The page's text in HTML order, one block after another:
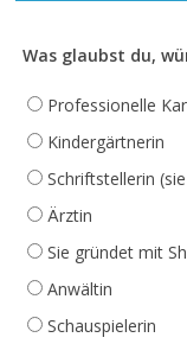
Was glaubst du,
Professionelle
Kindergärtnerin
Schriftstellerin
Ärztin
Sie gründet mit
Anwältin
Schauspielerin